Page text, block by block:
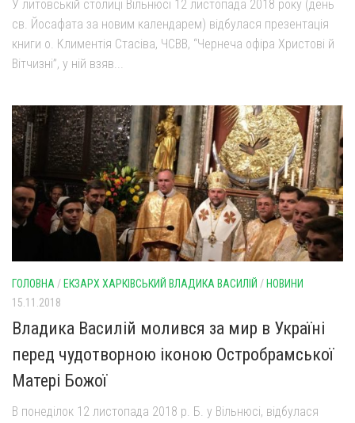
У литовській столиці Вільнюсі 12 листопада 2018 року (день
св. Йосафата за новим календарем) відбулася презентація
книги о. Климентія Стасіва, ЧСВВ, “Чернеча офіра Христові й
Вітчизні”, у ній взяв...
ГОЛОВНА / ЕКЗАРХ ХАРКІВСЬКИЙ ВЛАДИКА ВАСИЛІЙ / НОВИНИ
15.11.2018
Владика Василій молився за мир в Україні
перед чудотворною іконою Остробрамської
Матері Божої
В понеділок 12 листопада 2018 р. Б. у Вільнюсі, відбулася